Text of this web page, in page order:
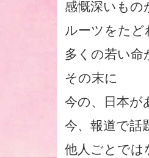
感慨深いもの
ルーツをたど
多くの若い命
その末に
今の、日本が
今、報道で話
他人ごとでは